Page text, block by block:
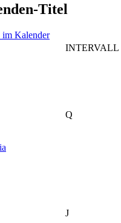
Titel
Kalender
INTERVALL
Q
J